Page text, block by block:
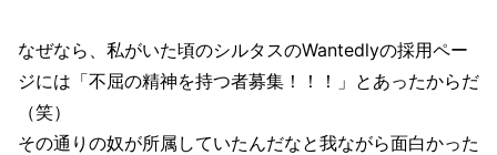
なぜなら、私がいた頃のシルタスのWantedlyの採用ペー
ジには「不屈の精神を持つ者募集！！！」とあったからだ
（笑）
その通りの奴が所属していたんだなと我ながら面白かった